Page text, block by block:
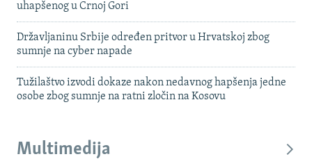
uhapšenog u Crnoj Gori
Državljaninu Srbije određen pritvor u Hrvatskoj zbog
sumnje na cyber napade
Tužilaštvo izvodi dokaze nakon nedavnog hapšenja jedne
osobe zbog sumnje na ratni zločin na Kosovu
Multimedija